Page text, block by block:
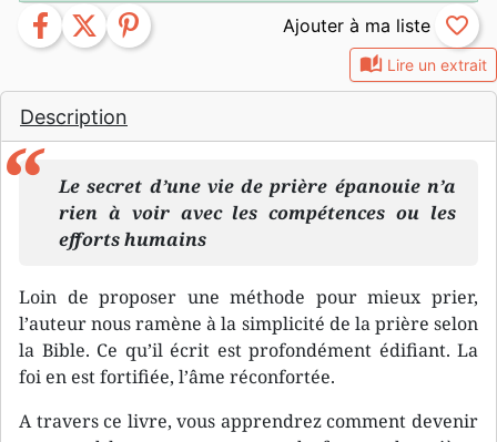
auto_stories Lire un extrait
Description
Le secret d’une vie de prière épanouie n’a
rien à voir avec les compétences ou les
efforts humains
Loin de proposer une méthode pour mieux prier,
l’auteur nous ramène à la simplicité de la prière selon
la Bible. Ce qu’il écrit est profondément édifiant. La
foi en est fortifiée, l’âme réconfortée.
A travers ce livre, vous apprendrez comment devenir
facebook twitter pinterest favorite_border